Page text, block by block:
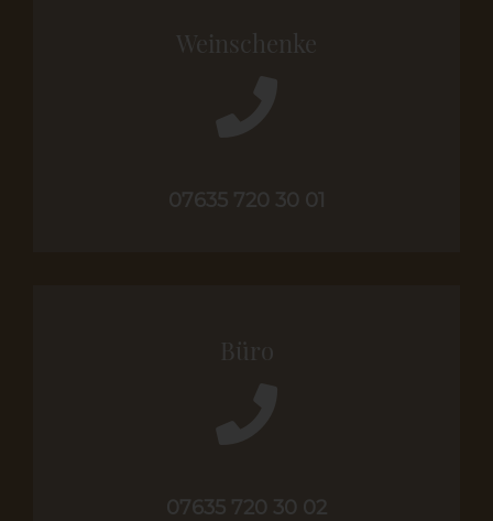
Weinschenke
07635 720 30 01
Büro
07635 720 30 02